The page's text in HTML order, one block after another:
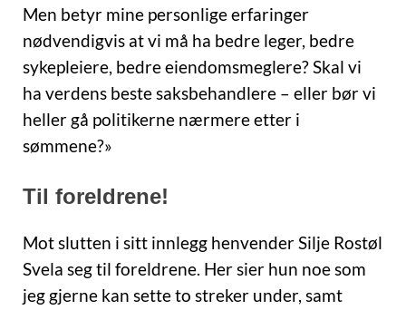
Men betyr mine personlige erfaringer
nødvendigvis at vi må ha bedre leger, bedre
sykepleiere, bedre eiendomsmeglere? Skal vi
ha verdens beste saksbehandlere – eller bør vi
heller gå politikerne nærmere etter i
sømmene?»
Til foreldrene!
Mot slutten i sitt innlegg henvender Silje Rostøl
Svela seg til foreldrene. Her sier hun noe som
jeg gjerne kan sette to streker under, samt